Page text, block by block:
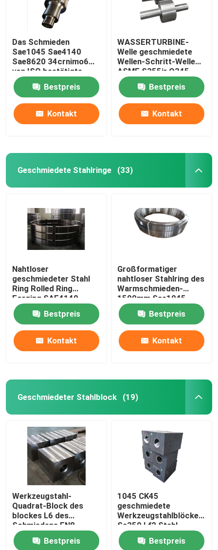
Das Schmieden
Sae1045 Sae4140
Sae8620 34crnimo6
von ISO bestätigte
getretene
StahlRitzelwelle
Bestpreis
Kontakt
WASSERTURBINE-
Welle geschmiedete
Wellen-Schritt-Welle
ASME S355jr Q345
St37 Stahl
Bestpreis
Kontakt
Geschmiedete Stahlringe (33)
Nahtloser
geschmiedeter Stahl
Ring Rolled Ring
Forging SAE4140
SAE4340 OD3000mm
Bestpreis
Kontakt
Großformatiger
nahtloser Stahlring des
Warmschmieden-
1500mm Sae1045
Sae4340
Bestpreis
Kontakt
Geschmiedeter Stahlblock (19)
Werkzeugstahl-
Quadrat-Block des
blockes L6 des
Schmiedens EN8
SAE1045 sterben Stahl
Bestpreis
1045 CK45
geschmiedete
Werkzeugstahlblöcke
Sa350 Lf2 Stahl
geschmiedeter
quadratischer Block
Bestpreis